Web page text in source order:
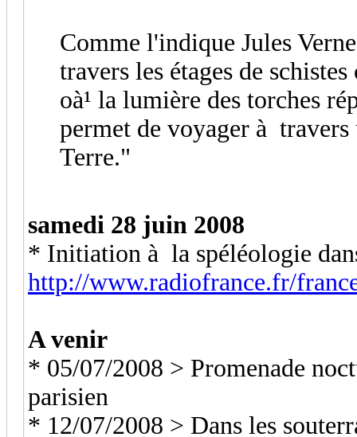
Comme l'indique Jules
travers les étages de
oà¹ la lumière des torches
permet de voyager à
Terre."
samedi 28 juin 2008
* Initiation à la spéléologie
http://www.radiofrance.fr/
A venir
* 05/07/2008 > Promenade
parisien
* 12/07/2008 > Dans les